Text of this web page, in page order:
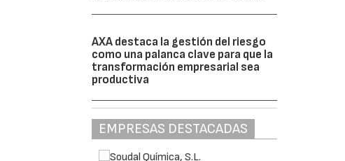
AXA destaca la gestión del riesgo
como una palanca clave para que la
transformación empresarial sea
productiva
EMPRESAS DESTACADAS